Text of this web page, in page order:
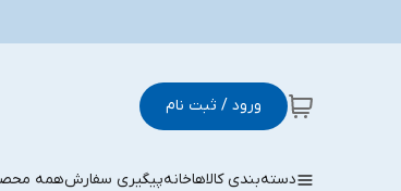
ورود / ثبت نام
دسته‌بندی کالاهاخانهپیگیری سفارشهمه